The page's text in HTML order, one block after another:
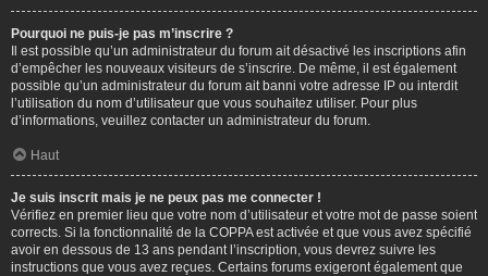
Pourquoi ne puis-je pas m’inscrire ?
Il est possible qu’un administrateur du forum ait désactivé les inscriptions afin
d’empêcher les nouveaux visiteurs de s’inscrire. De même, il est également
possible qu’un administrateur du forum ait banni votre adresse IP ou interdit
l’utilisation du nom d’utilisateur que vous souhaitez utiliser. Pour plus
d’informations, veuillez contacter un administrateur du forum.
Haut
Je suis inscrit mais je ne peux pas me connecter !
Vérifiez en premier lieu que votre nom d’utilisateur et votre mot de passe soient
corrects. Si la fonctionnalité de la COPPA est activée et que vous avez spécifié
avoir en dessous de 13 ans pendant l’inscription, vous devrez suivre les
instructions que vous avez reçues. Certains forums exigeront également que